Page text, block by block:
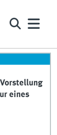
eines